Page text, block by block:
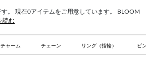
。 現在0アイテムをご用意しています。 BLOOM
読む
ャーム チェーン リング（指輪） ピ